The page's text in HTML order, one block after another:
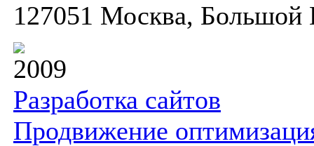
127051 Москва, Большой
2009
Разработка сайтов
Продвижение